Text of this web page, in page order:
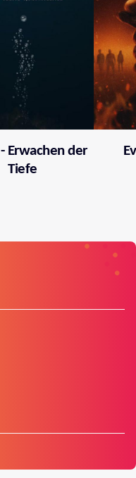
Erwachen der
Tiefe